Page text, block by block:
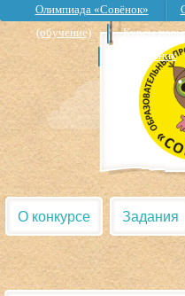
Олимпиада «Совёнок»
(обучение)
Курсы
Дошкольник
О конкурсе Задания